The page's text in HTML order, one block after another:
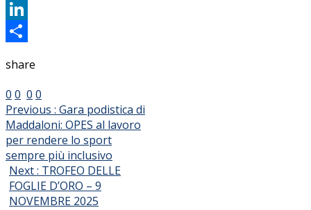
WhatsApp
LinkedIn
share
0 0 0 0
Previous : Gara podistica di
Maddaloni: OPES al lavoro
per rendere lo sport
sempre più inclusivo
Next : TROFEO DELLE
FOGLIE D’ORO – 9
NOVEMBRE 2025